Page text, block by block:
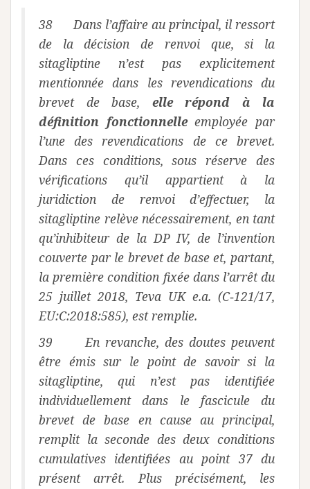
38 Dans l’affaire au principal, il ressort
de la décision de renvoi que, si la
sitagliptine n’est pas explicitement
mentionnée dans les revendications du
brevet de base, elle répond à la
définition fonctionnelleemployée par
l’une des revendications de ce brevet.
Dans ces conditions, sous réserve des
vérifications qu’il appartient à la
juridiction de renvoi d’effectuer, la
sitagliptine relève nécessairement, en tant
qu’inhibiteur de la DP IV, de l’invention
couverte par le brevet de base et, partant,
la première condition fixée dans l’arrêt du
25 juillet 2018, Teva UK e.a. (C‑121/17,
EU:C:2018:585), est remplie.
39 En revanche, des doutes peuvent
être émis sur le point de savoir si la
sitagliptine, qui n’est pas identifiée
individuellement dans le fascicule du
brevet de base en cause au principal,
remplit la seconde des deux conditions
cumulatives identifiées au point 37 du
présent arrêt. Plus précisément, les